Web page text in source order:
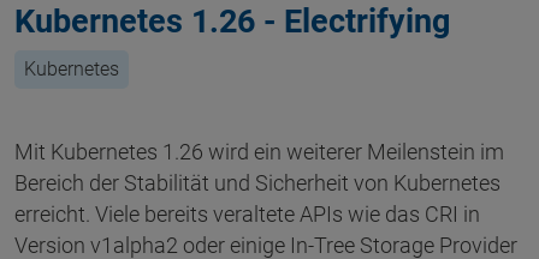
Kubernetes 1.26 - Electrifying
Kubernetes
Mit Kubernetes 1.26 wird ein weiterer Meilenstein im
Bereich der Stabilität und Sicherheit von Kubernetes
erreicht. Viele bereits veraltete APIs wie das CRI in
Version v1alpha2 oder einige In-Tree Storage Provider